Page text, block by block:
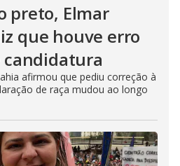
preto, Elmar
que houve erro
candidatura
afirmou que pediu correção à
de raça mudou ao longo